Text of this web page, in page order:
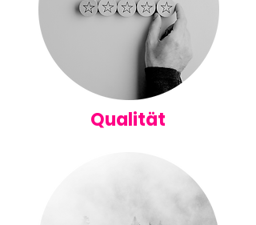
Qualität